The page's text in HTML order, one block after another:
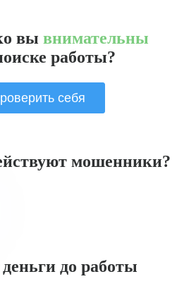
вы внимательны
работы?
себя
мошенники?
до работы